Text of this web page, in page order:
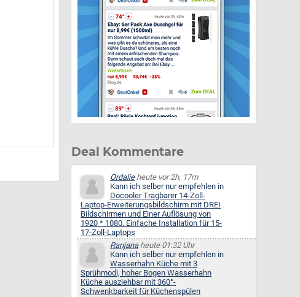
Deal Kommentare
Ordalieheute vor 2h, 17m
Kann ich selber nur empfehlen in
Docooler Tragbarer 14-Zoll-
Laptop-Erweiterungsbildschirm mit DREI
Bildschirmen und Einer Auflösung von
1920 * 1080. Einfache Installation für 15-
17-Zoll-Laptops
Ranjanaheute 01:32 Uhr
Kann ich selber nur empfehlen in
Wasserhahn Küche mit 3
Sprühmodi, hoher Bogen Wasserhahn
Küche ausziehbar mit 360°-
Schwenkbarkeit für Küchenspülen